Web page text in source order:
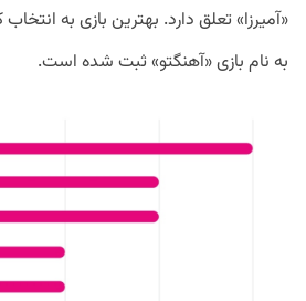
«آمیرزا» تعلق دارد. بهترین بازی به
به نام بازی «آهنگتو» ثبت شده است.